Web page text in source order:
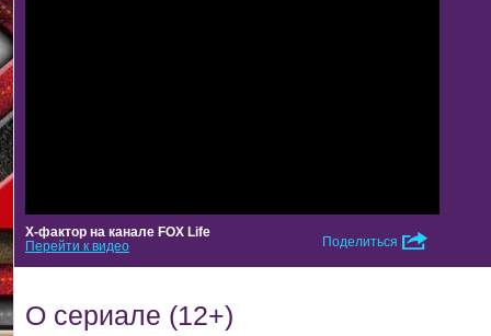
Х-фактор на канале FOX Life
Перейти к видео
Поделиться
О сериале (12+)